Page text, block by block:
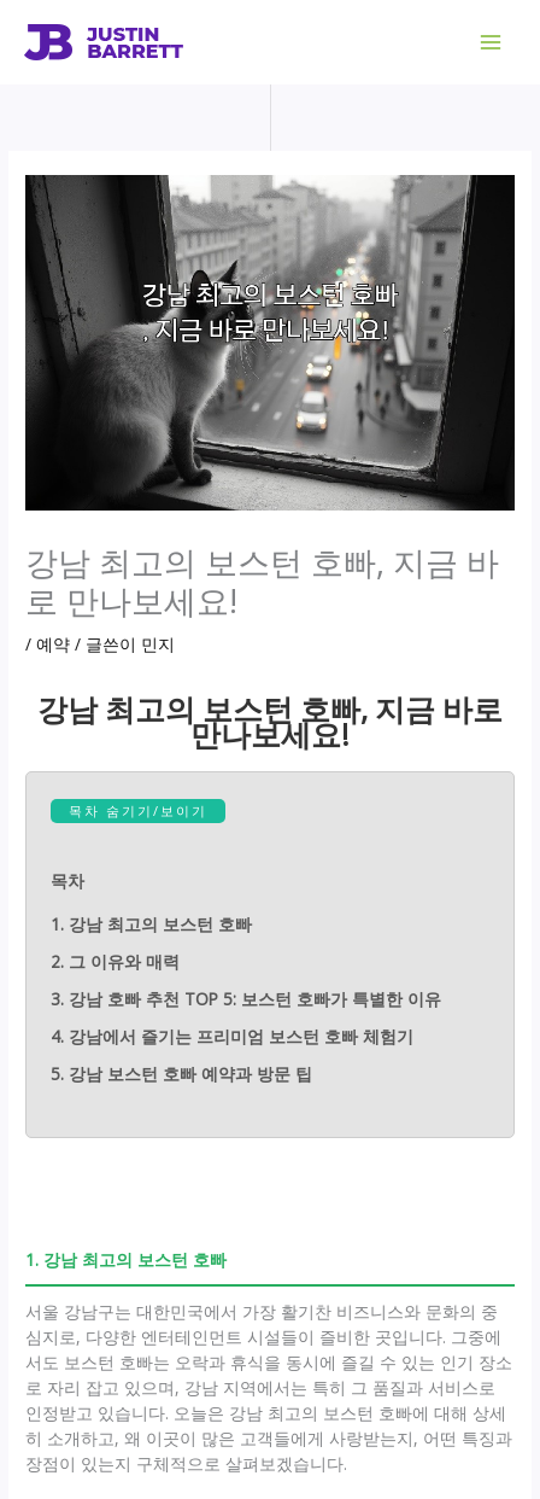
강남 최고의 보스턴 호빠, 지금 바
로 만나보세요!
/예약 / 글쓴이 민지
강남 최고의 보스턴 호빠, 지금 바로
만나보세요!
목차 숨기기/보이기
목차
1. 강남 최고의 보스턴 호빠
2. 그 이유와 매력
3. 강남 호빠 추천 TOP 5: 보스턴 호빠가 특별한 이유
4. 강남에서 즐기는 프리미엄 보스턴 호빠 체험기
5. 강남 보스턴 호빠 예약과 방문 팁
1. 강남 최고의 보스턴 호빠
서울 강남구는 대한민국에서 가장 활기찬 비즈니스와 문화의 중
심지로, 다양한 엔터테인먼트 시설들이 즐비한 곳입니다. 그중에
서도 보스턴 호빠는 오락과 휴식을 동시에 즐길 수 있는 인기 장소
로 자리 잡고 있으며, 강남 지역에서는 특히 그 품질과 서비스로
인정받고 있습니다. 오늘은 강남 최고의 보스턴 호빠에 대해 상세
히 소개하고, 왜 이곳이 많은 고객들에게 사랑받는지, 어떤 특징과
장점이 있는지 구체적으로 살펴보겠습니다.